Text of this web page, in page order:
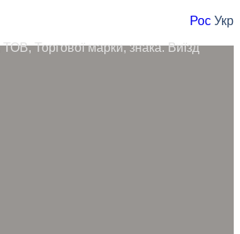
Рос Укр
ТОВ, Торгової марки, знака. Виїзд